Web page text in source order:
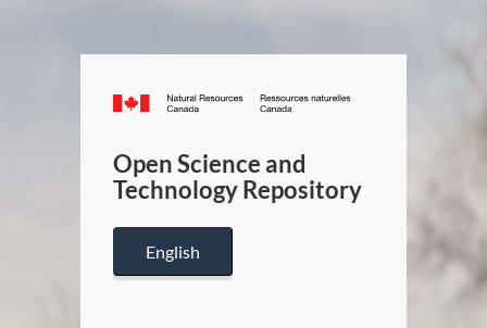
Canada.ca
/
Canada
Open Science and
Technology Repository
English